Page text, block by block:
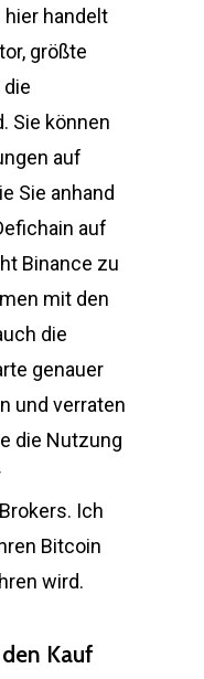
handelt
größte
Sie können
auf
Sie anhand
auf
Binance zu
mit den
die
genauer
und verraten
die Nutzung
Ich
Bitcoin
wird.
Kauf